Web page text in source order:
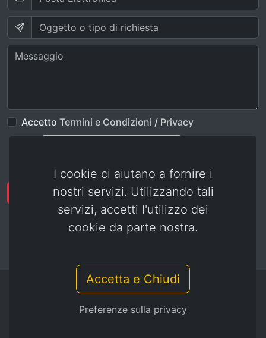
I cookie ci aiutano a fornire i
nostri servizi. Utilizzando tali
servizi, accetti l'utilizzo dei
cookie da parte nostra.
Accetta e Chiudi
Preferenze sulla privacy
Accetto Termini e Condizioni / Privacy